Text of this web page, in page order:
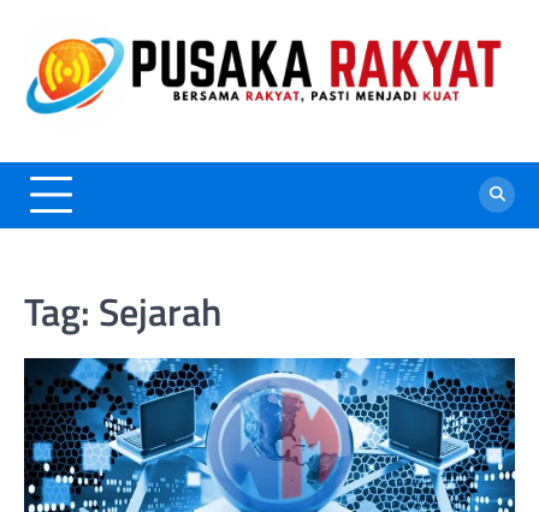
content
Tag: Sejarah